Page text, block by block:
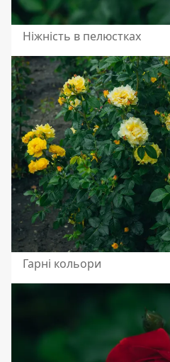
Ніжність в пелюстках
Гарні кольори